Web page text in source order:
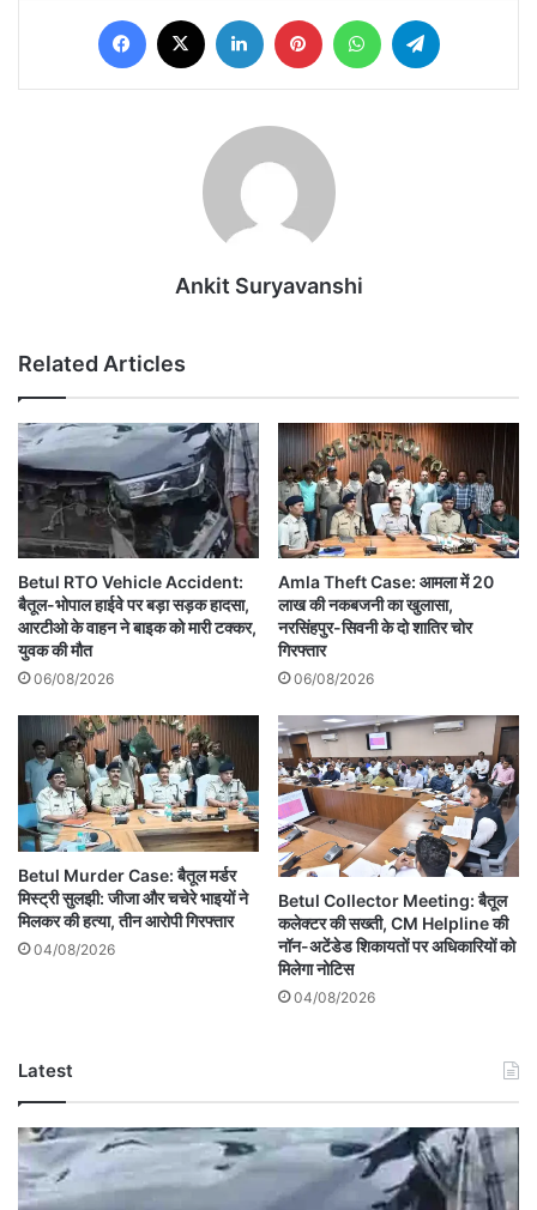
Facebook LinkedIn PinterestWhatsApp
Ankit Suryavanshi
Related Articles
Betul RTO Vehicle Accident:
बैतूल-भोपाल हाईवे पर बड़ा सड़क हादसा,
आरटीओ के वाहन ने बाइक को मारी टक्कर,
युवक की मौत
06/08/2026
Amla Theft Case: आमला में 20
लाख की नकबजनी का खुलासा,
नरसिंहपुर-सिवनी के दो शातिर चोर
गिरफ्तार
06/08/2026
Betul Murder Case: बैतूल मर्डर
मिस्ट्री सुलझी: जीजा और चचेरे भाइयों ने
मिलकर की हत्या, तीन आरोपी गिरफ्तार
04/08/2026
Betul Collector Meeting: बैतूल
कलेक्टर की सख्ती, CM Helpline की
नॉन-अटेंडेड शिकायतों पर अधिकारियों को
मिलेगा नोटिस
04/08/2026
Latest
Betul
RTO
Vehicle